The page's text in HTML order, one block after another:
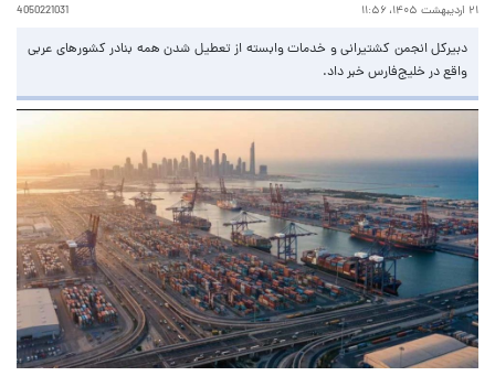
۲۱ اردیبهشت ۱۴۰۵، ۱۱:۵۶ 4050221031
دبیرکل انجمن کشتیرانی و خدمات وابسته از تعطیل شدن همه بنادر کشورهای عربی
واقع در خلیج‌فارس خبر داد.